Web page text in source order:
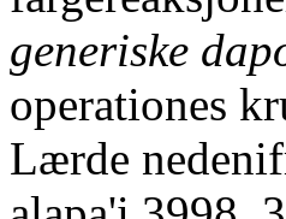
generiske
operationes
Lærde